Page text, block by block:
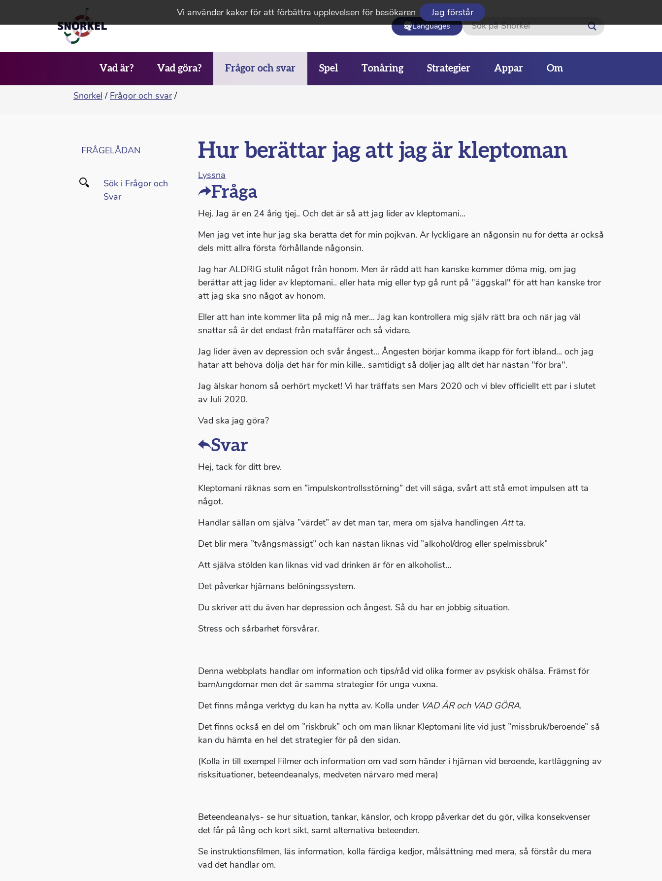
Vi använder kakor för att förbättra upplevelsen för besökaren Jag förstår
Languages Sök
Vad är? Vad göra? Frågor och svar Spel Tonåring Strategier Appar Om
Snorkel / Frågor och svar /
FRÅGELÅDAN
Sök i Frågor och
Svar
Hur berättar jag att jag är kleptoman
Lyssna
Fråga
Hej. Jag är en 24 årig tjej.. Och det är så att jag lider av kleptomani...
Men jag vet inte hur jag ska berätta det för min pojkvän. Är lyckligare än någonsin nu för detta är också
dels mitt allra första förhållande någonsin.
Jag har ALDRIG stulit något från honom. Men är rädd att han kanske kommer döma mig, om jag
berättar att jag lider av kleptomani.. eller hata mig eller typ gå runt på "äggskal" för att han kanske tror
att jag ska sno något av honom.
Eller att han inte kommer lita på mig nå mer... Jag kan kontrollera mig själv rätt bra och när jag väl
snattar så är det endast från mataffärer och så vidare.
Jag lider även av depression och svår ångest... Ångesten börjar komma ikapp för fort ibland... och jag
hatar att behöva dölja det här för min kille.. samtidigt så döljer jag allt det här nästan "för bra".
Jag älskar honom så oerhört mycket! Vi har träffats sen Mars 2020 och vi blev officiellt ett par i slutet
av Juli 2020.
Vad ska jag göra?
Svar
Hej, tack för ditt brev.
Kleptomani räknas som en ”impulskontrollsstörning” det vill säga, svårt att stå emot impulsen att ta
något.
Handlar sällan om själva ”värdet” av det man tar, mera om själva handlingen Attta.
Det blir mera ”tvångsmässigt” och kan nästan liknas vid ”alkohol/drog eller spelmissbruk”
Att själva stölden kan liknas vid vad drinken är för en alkoholist…
Det påverkar hjärnans belöningssystem.
Du skriver att du även har depression och ångest. Så du har en jobbig situation.
Stress och sårbarhet försvårar.
Denna webbplats handlar om information och tips/råd vid olika former av psykisk ohälsa. Främst för
barn/ungdomar men det är samma strategier för unga vuxna.
Det finns många verktyg du kan ha nytta av. Kolla under VAD ÄR och VAD GÖRA.
Det finns också en del om ”riskbruk” och om man liknar Kleptomani lite vid just ”missbruk/beroende” så
kan du hämta en hel det strategier för på den sidan.
(Kolla in till exempel Filmer och information om vad som händer i hjärnan vid beroende, kartläggning av
risksituationer, beteendeanalys, medveten närvaro med mera)
Beteendeanalys- se hur situation, tankar, känslor, och kropp påverkar det du gör, vilka konsekvenser
det får på lång och kort sikt, samt alternativa beteenden.
Se instruktionsfilmen, läs information, kolla färdiga kedjor, målsättning med mera, så förstår du mera
vad det handlar om.